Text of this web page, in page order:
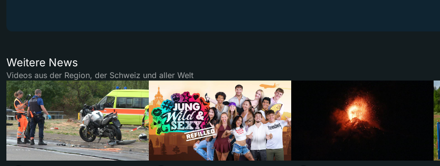
Weitere News
Videos aus der Region, der Schweiz und aller Welt